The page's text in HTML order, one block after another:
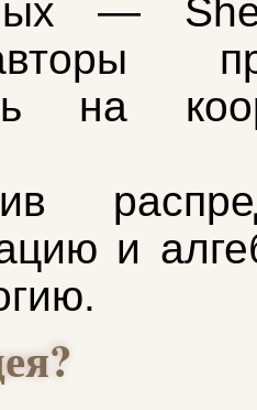
—
на
и